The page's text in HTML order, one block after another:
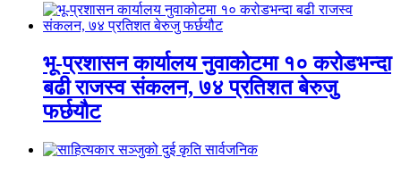
भू-प्रशासन कार्यालय नुवाकोटमा १० करोडभन्दा
बढी राजस्व संकलन, ७४ प्रतिशत बेरुजु
फर्छयौट